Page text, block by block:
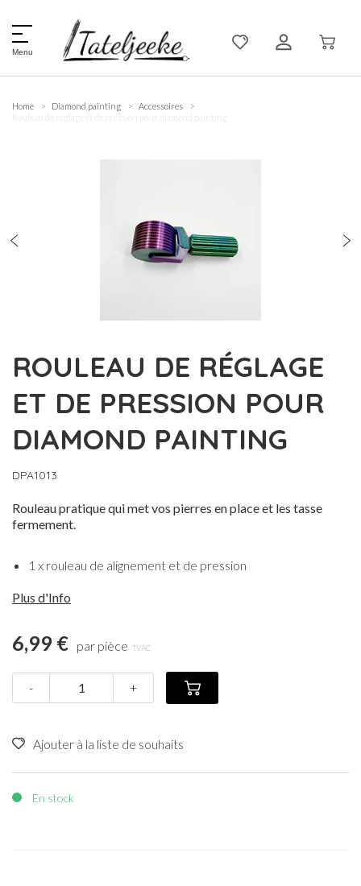
Menu
Home Diamond painting
Accessoires
Rouleau de réglage et de pression pour diamond painting
ROULEAU DE RÉGLAGE
ET DE PRESSION POUR
DIAMOND PAINTING
DPA1013
Rouleau pratique qui met vos pierres en place et les tasse
fermement.
1 x rouleau de alignement et de pression
Plus d'Info
6,99 € par pièce TVAC
- +
Ajouter à la liste de souhaits
En stock